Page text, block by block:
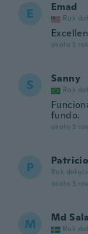
E Emad
Rok
około 3
S Sanny
Rok
fundo.
około 3
P Patricio
Rok
około 3
M Md Sala
Rok